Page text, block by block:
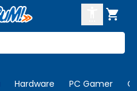

Hardware PC Gamer